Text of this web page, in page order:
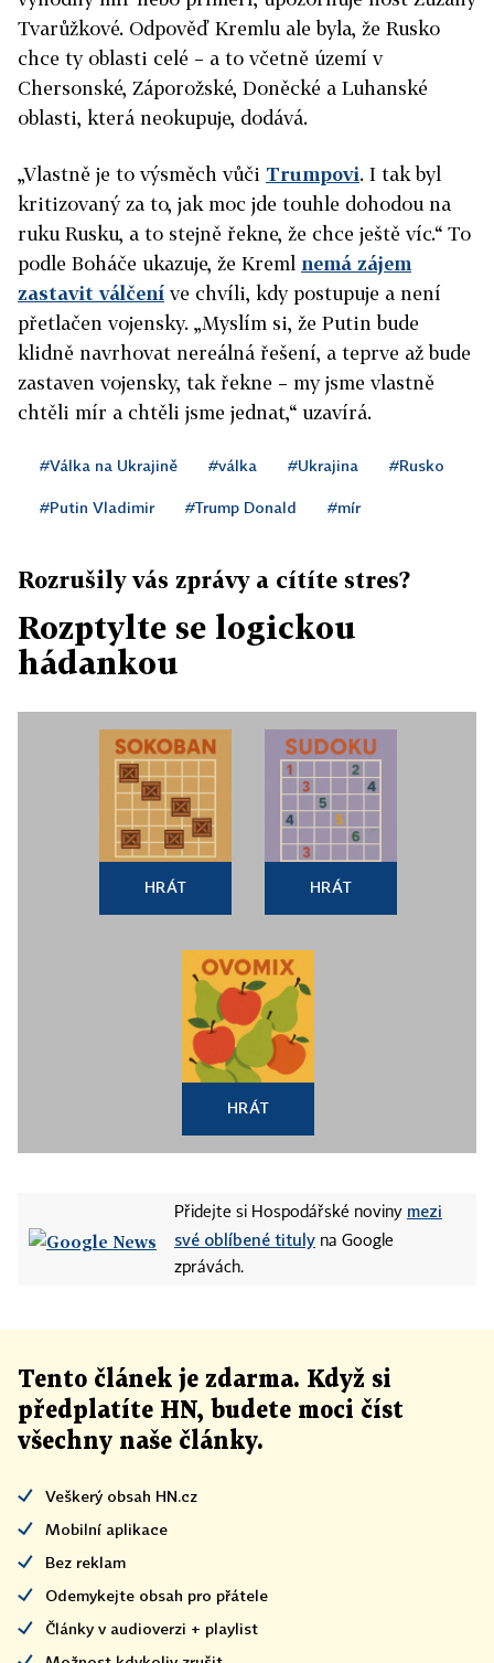
Tvarůžkové. Odpověď Kremlu ale byla, že Rusko
chce ty oblasti celé – a to včetně území v
Chersonské, Záporožské, Doněcké a Luhanské
oblasti, která neokupuje, dodává.
„Vlastně je to výsměch vůči Trumpovi. I tak byl
kritizovaný za to, jak moc jde touhle dohodou na
ruku Rusku, a to stejně řekne, že chce ještě víc.“ To
podle Boháče ukazuje, že Kreml nemá zájem
zastavit válčení ve chvíli, kdy postupuje a není
přetlačen vojensky. „Myslím si, že Putin bude
klidně navrhovat nereálná řešení, a teprve až bude
zastaven vojensky, tak řekne – my jsme vlastně
chtěli mír a chtěli jsme jednat,“ uzavírá.
#Válka na Ukrajině #válka #Ukrajina #Rusko
#Putin Vladimir #Trump Donald #mír
Rozrušily vás zprávy a cítíte stres?
Rozptylte se logickou
hádankou
HRÁT HRÁT
HRÁT
Přidejte si Hospodářské noviny mezi
své oblíbené tituly na Google
zprávách.
Tento článek je zdarma. Když si
předplatíte HN, budete moci číst
všechny naše články.
Veškerý obsah HN.cz
Mobilní aplikace
Bez reklam
Odemykejte obsah pro přátele
Články v audioverzi + playlist